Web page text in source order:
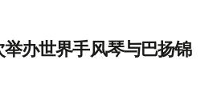
办世界手风琴与巴扬锦